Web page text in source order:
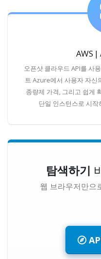
AWS |
오픈샷 클라우드 API를 사
트 Azure에서 사용자 자신
종량제 가격, 그리고 쉽게
단일 인스턴스로 시
탐색하기
웹 브라우저만으